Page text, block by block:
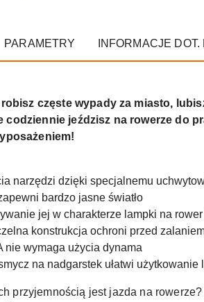
PARAMETRY INFORMACJE
częste wypady za miasto,
jeździsz na rowerze do
narzędzi dzięki specjalnemu
bardzo jasne światło
jej w charakterze lampki na
konstrukcja ochroni przed
nie wymaga użycia dynama
na nadgarstek ułatwi użytkowanie
przyjemnością jest jazda na